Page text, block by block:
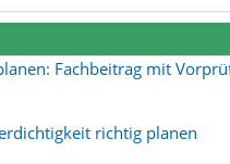
Fachbeitrag mit
richtig planen